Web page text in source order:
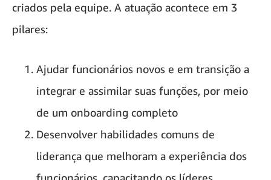
criados pela equipe. A atuação acontece em 3
pilares:
Ajudar funcionários novos e em transição a
integrar e assimilar suas funções, por meio
de um onboarding completo
Desenvolver habilidades comuns de
liderança que melhoram a experiência dos